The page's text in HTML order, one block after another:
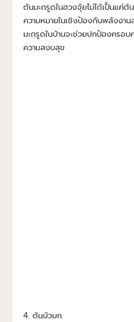
ต้นมะกรูดในฮวงจุ้ยไม่ได้เป็นแค่ต้
ความหมายในเชิงป้องกันพลังงา
มะกรูดในบ้านจะช่วยปกป้องครอบ
ความสงบสุข
4. ต้นบัวบก